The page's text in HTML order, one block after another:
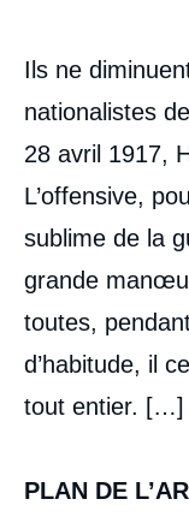
Ils ne
nationalistes
28 avril 1917,
L’offensive,
sublime de la
grande
toutes,
d’habitude, il
tout entier. […]
PLAN DE
Pierre de
nation et
étrangère,